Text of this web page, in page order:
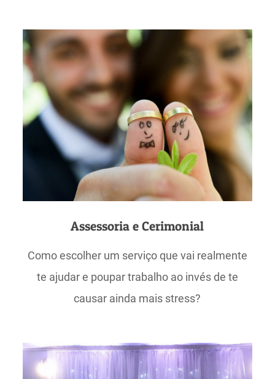
Assessoria e Cerimonial
Como escolher um serviço que vai realmente
te ajudar e poupar trabalho ao invés de te
causar ainda mais stress?